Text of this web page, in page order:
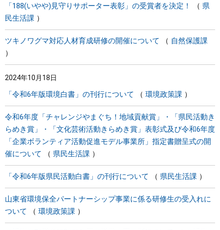
「188(いやや)見守りサポーター表彰」の受賞者を決定！
県
民生活課
ツキノワグマ対応人材育成研修の開催について 自然保護課
2024年10月18日
「令和6年版環境白書」の刊行について 環境政策課
令和6年度「チャレンジやまぐち！地域貢献賞」・「県民活動き
らめき賞」・「文化芸術活動きらめき賞」表彰式及び令和6年度
「企業ボランティア活動促進モデル事業所」指定書贈呈式の開
催について
県民生活課
「令和6年版県民活動白書」の刊行について 県民生活課
山東省環境保全パートナーシップ事業に係る研修生の受入れに
ついて
環境政策課